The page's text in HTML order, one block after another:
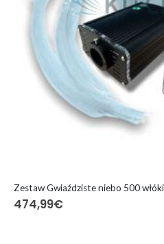
Zestaw Gwiaździste niebo 500
474,99€